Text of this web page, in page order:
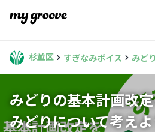
杉並区 すぎなみボイス みど
みどりの基本計画改
みどりについて考えよ